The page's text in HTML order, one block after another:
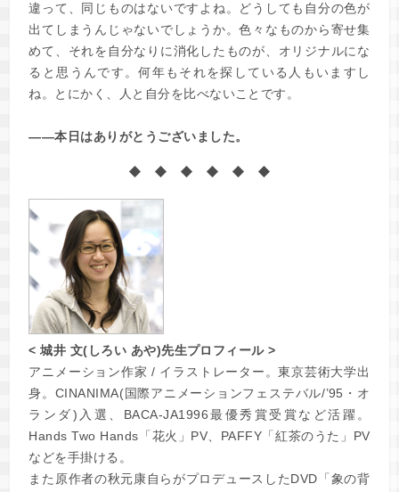
違って、同じものはないですよね。どうしても自分の色が
出てしまうんじゃないでしょうか。色々なものから寄せ集
めて、それを自分なりに消化したものが、オリジナルにな
ると思うんです。何年もそれを探している人もいますし
ね。とにかく、人と自分を比べないことです。
――本日はありがとうございました。
◆ ◆ ◆ ◆ ◆ ◆
< 城井 文(しろい あや)先生プロフィール >
アニメーション作家 / イラストレーター。東京芸術大学出
身。CINANIMA(国際アニメーションフェステバル/’95・オ
ランダ)入選、BACA-JA1996最優秀賞受賞など活躍。
Hands Two Hands「花火」PV、PAFFY「紅茶のうた」PV
などを手掛ける。
また原作者の秋元康自らがプロデュースしたDVD「象の背